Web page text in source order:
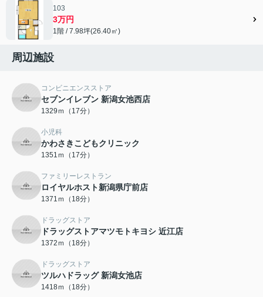
103
3万円
1階 / 7.98坪(26.40㎡)
周辺施設
コンビニエンスストア
セブンイレブン 新潟女池西店
1329ｍ（17分）
小児科
かわさきこどもクリニック
1351ｍ（17分）
ファミリーレストラン
ロイヤルホスト新潟県庁前店
1371ｍ（18分）
ドラッグストア
ドラッグストアマツモトキヨシ 近江店
1372ｍ（18分）
ドラッグストア
ツルハドラッグ 新潟女池店
1418ｍ（18分）